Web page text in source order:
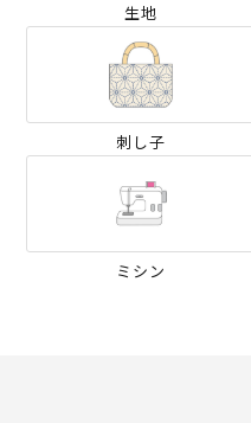
生地
刺し子
ミシン